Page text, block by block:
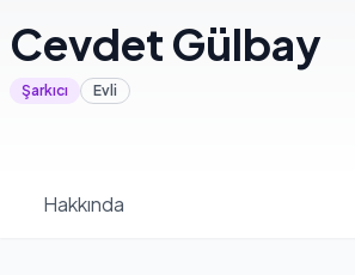
Cevdet Gülbay
Şarkıcı Evli
Hakkında